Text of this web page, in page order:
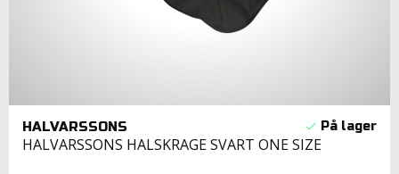
HALVARSSONS
HALVARSSONS HALSKRAGE SVART ONE SIZE